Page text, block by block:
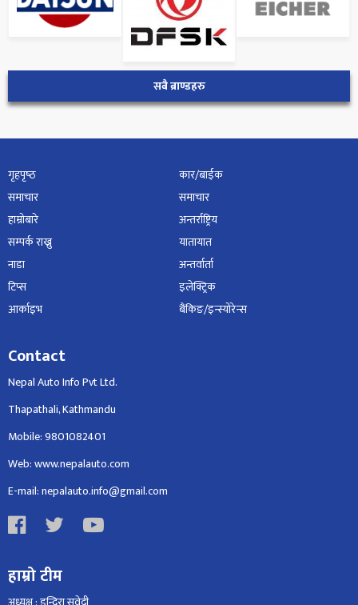
सबै ब्राण्डहरु
गृहपृष्‍ठ
समाचार
हाम्रोबारे
सम्पर्क राख्नु
नाडा
टिप्स
आर्काइभ
कार/बाईक
समाचार
अन्तर्राष्ट्रिय
यातायात
अन्तर्वार्ता
इलेक्ट्रिक
बैंकिङ/इन्स्योरेन्स
Contact
Nepal Auto Info Pvt Ltd.
Thapathali, Kathmandu
Mobile: 9801082401
Web: www.nepalauto.com
E-mail: nepalauto.info@gmail.com
हाम्रो टीम